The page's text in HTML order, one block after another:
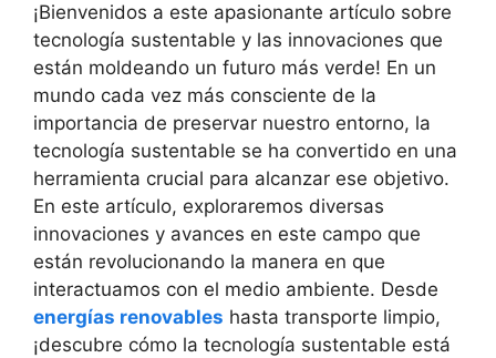
¡Bienvenidos a este apasionante artículo sobre
tecnología sustentable y las innovaciones que
están moldeando un futuro más verde! En un
mundo cada vez más consciente de la
importancia de preservar nuestro entorno, la
tecnología sustentable se ha convertido en una
herramienta crucial para alcanzar ese objetivo.
En este artículo, exploraremos diversas
innovaciones y avances en este campo que
están revolucionando la manera en que
interactuamos con el medio ambiente. Desde
energías renovables hasta transporte limpio,
¡descubre cómo la tecnología sustentable está